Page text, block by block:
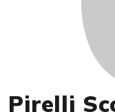
Pirelli